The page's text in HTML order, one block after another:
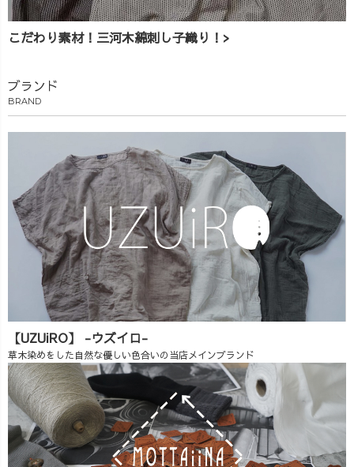
こだわり素材！三河木綿刺し子織り！>
ブランド
BRAND
【UZUiRO】 -ウズイロ-
草木染めをした自然な優しい色合いの当店メインブランド